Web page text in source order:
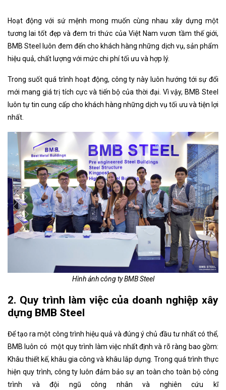
Hoạt động với sứ mệnh mong muốn cùng nhau xây dựng một
tương lai tốt đẹp và đem tri thức của Việt Nam vươn tầm thế giới,
BMB Steel luôn đem đến cho khách hàng những dịch vụ, sản phẩm
hiệu quả, chất lượng với mức chi phí tối ưu và hợp lý.
Trong suốt quá trình hoạt động, công ty này luôn hướng tới sự đổi
mới mang giá trị tích cực và tiến bộ của thời đại. Vì vậy, BMB Steel
luôn tự tin cung cấp cho khách hàng những dịch vụ tối ưu và tiện lợi
nhất.
Hình ảnh công ty BMB Steel
2. Quy trình làm việc của doanh nghiệp xây
dựng BMB Steel
Để tạo ra một công trình hiệu quả và đúng ý chủ đầu tư nhất có thể,
BMB luôn có một quy trình làm việc nhất định và rõ ràng bao gồm:
Khâu thiết kế, khâu gia công và khâu lắp dựng. Trong quá trình thực
hiện quy trình, công ty luôn đảm bảo sự an toàn cho toàn bộ công
trình và đội ngũ công nhân và nghiên cứu kĩ